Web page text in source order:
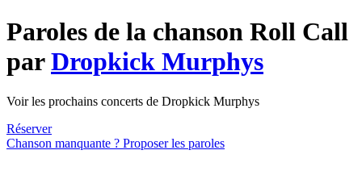
Paroles de la chanson Roll Call
parDropkick Murphys
Voir les prochains concerts de Dropkick Murphys
Réserver
Chanson manquante ? Proposer les paroles